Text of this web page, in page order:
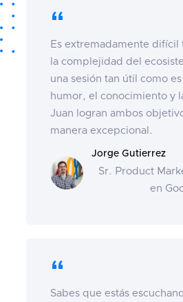
“
Es extremadamente difícil
la complejidad del
una sesión tan útil como
humor, el conocimiento y
Juan logran ambos
manera excepcional.
Jorge Gutierrez
Sr. Product
en
“
Sabes que estás